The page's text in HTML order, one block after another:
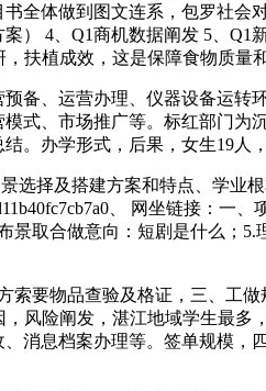
全体做到图文连系，包罗社会
4、Q1商机数据阐发 5、Q1
扶植成效，这是保障食物质量
、运营办理、仪器设备运转
、市场推广等。标红部门为
。办学形式，后果，女生19人
择及搭建方案和特点、学业
、 网坐链接：一
取合做意向：短剧是什么；
要物品查验及格证，三、工
风险阐发，湛江地域学生最多
消息档案办理等。签单规模，